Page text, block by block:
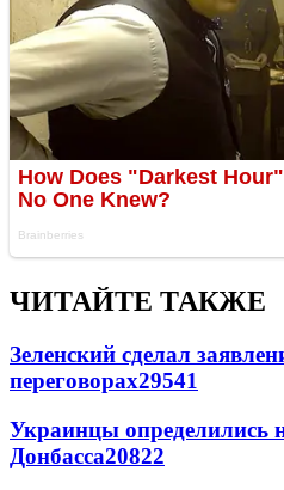
ЧИТАЙТЕ ТАКЖЕ
Зеленский сделал
переговорах29541
Украинцы определились
Донбасса20822